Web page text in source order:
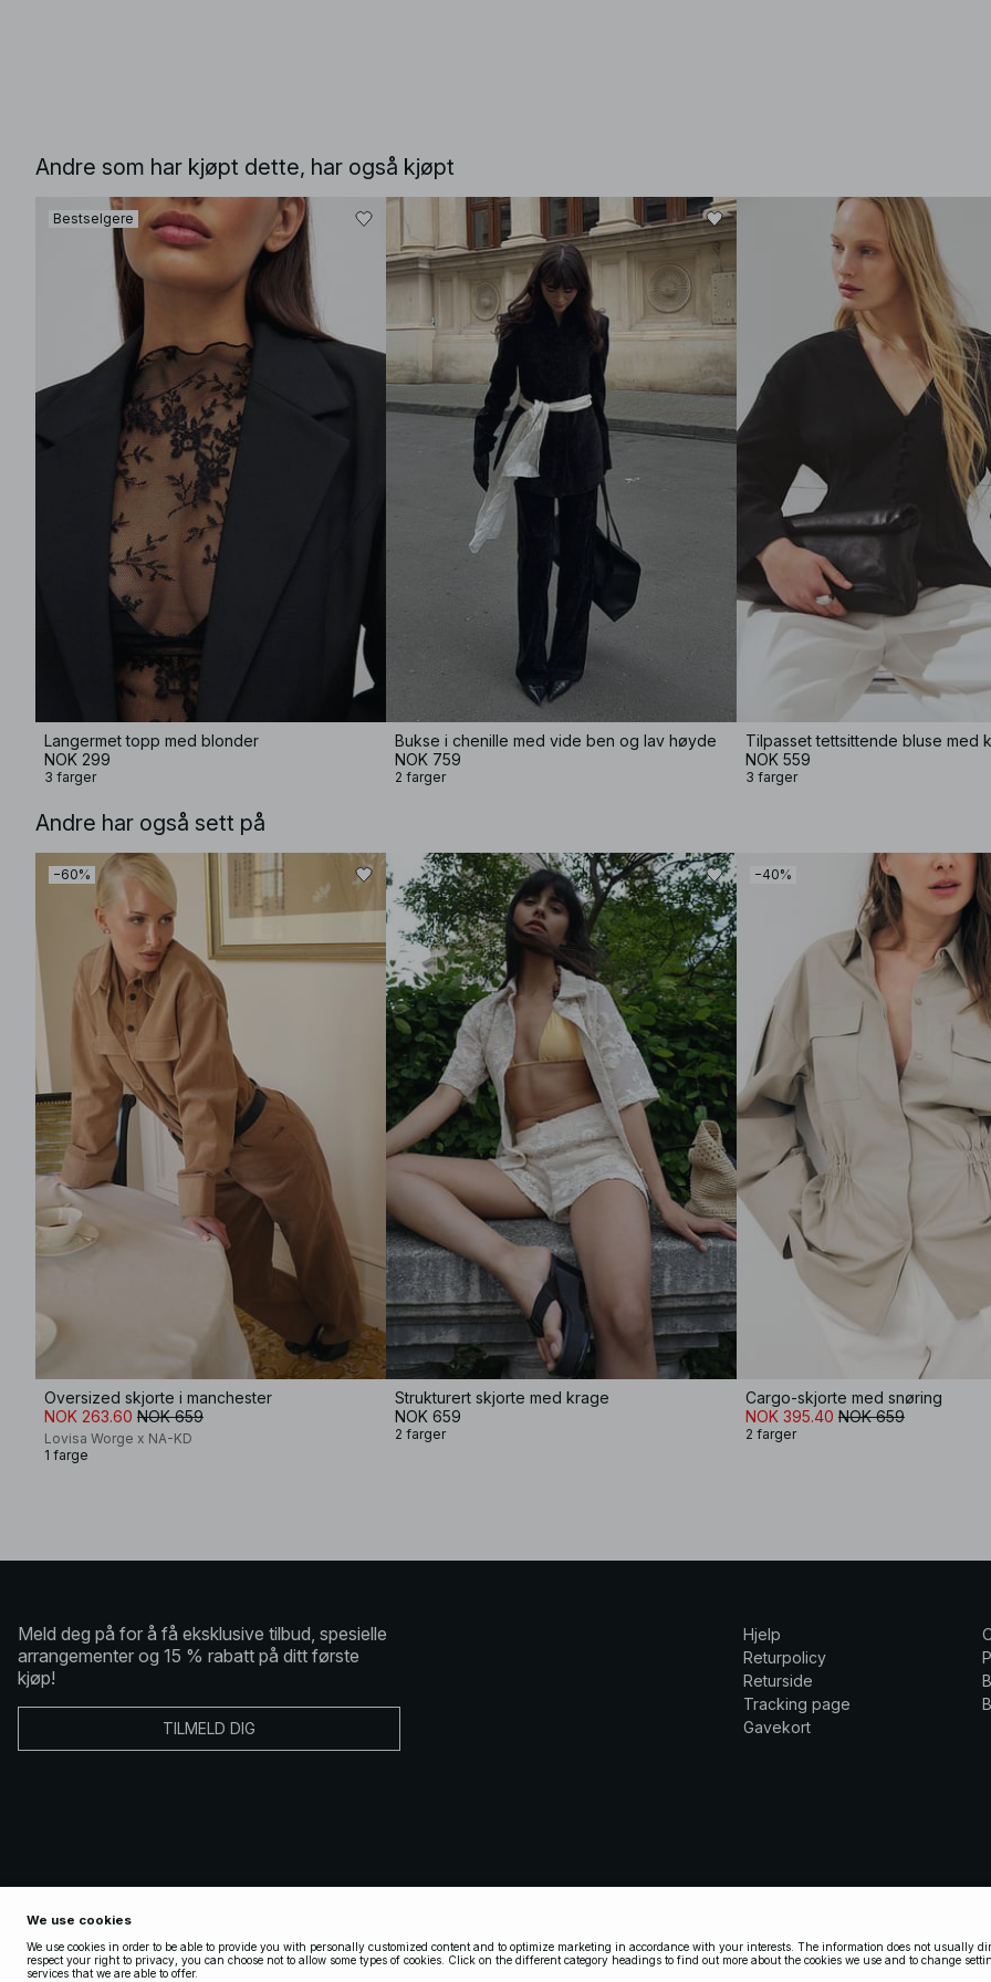
Andre som har kjøpt dette, har også kjøpt
Bestselgere
Langermet topp med blonder
NOK 299
3 farger
Bukse i chenille med vide ben og lav høyde
NOK 759
2 farger
NOK 559
3 farger
Andre har også sett på
−60%
Oversized skjorte i manchester
NOK 263.60 NOK 659
Lovisa Worge x NA-KD
1 farge
Strukturert skjorte med krage
NOK 659
2 farger
−40%
Cargo-skjorte med snøring
NOK 395.40 NOK 659
2 farger
Meld deg på for å få eksklusive tilbud, spesielle
arrangementer og 15 % rabatt på ditt første
kjøp!
TILMELD DIG
Hjelp
Returpolicy
Returside
Tracking page
Gavekort